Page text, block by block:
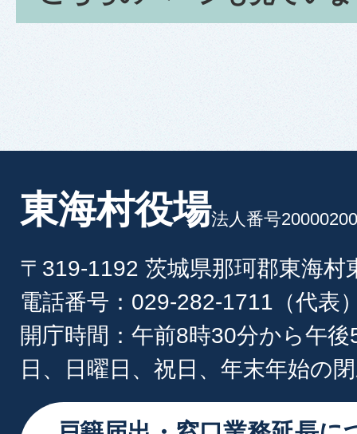
東海村役場法人番号
〒319-1192 茨城県那珂郡東海村
電話番号：029-282-1711（代表
開庁時間：午前8時30分から午
日、日曜日、祝日、年末年始の